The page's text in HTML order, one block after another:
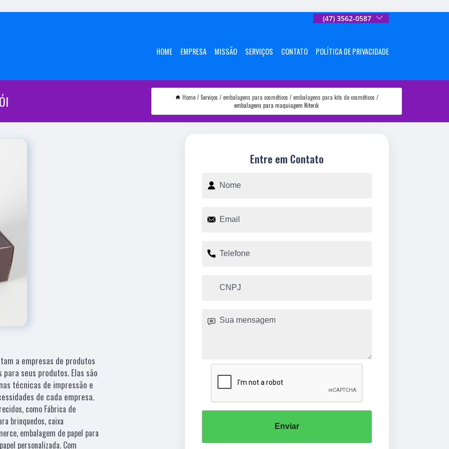
(47) 3562-0587
HOME EMPRESA MISSÃO SERVIÇOS CONTATO POLÍTICA DE PRIVACIDADE
Home Serviços embalagens para cosméticos
embalagens para kits de cosméticos
embalagens para maquiagem Niterói
a empresas de produtos
seus produtos. Elas são
técnicas de impressão e
de cada empresa.
como Fábrica de
brinquedos, caixa
embalagem de papel para
personalizada. Com
Entre em Contato
Enviar